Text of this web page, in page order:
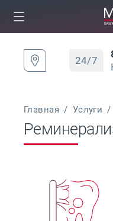
24/7
Главная / Услуги /